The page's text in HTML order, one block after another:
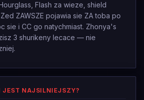
Flash za wieze, shield
ZAWSZE pojawia sie ZA toba po
sie i CC go natychmiast. Zhonya's
3 shurikeny lecace — nie
JEST NAJSILNIEJSZY?